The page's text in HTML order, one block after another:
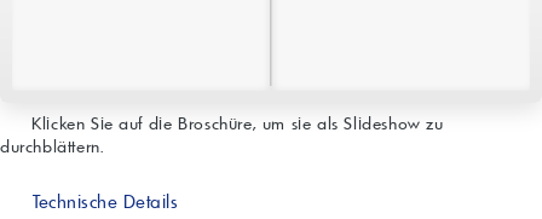
Klicken Sie auf die Broschüre, um sie als Slideshow zu
durchblättern.
Technische Details